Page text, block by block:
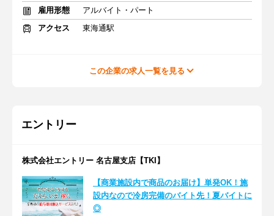
雇用形態
アルバイト・パート
アクセス
東海通駅
この企業の求人一覧を見る
エントリー
株式会社エントリー 名古屋支店【TKI】
【商業施設内で商品のお届け】単発OK！施
設内なので冷房完備のバイト先！夏バイトに
◎